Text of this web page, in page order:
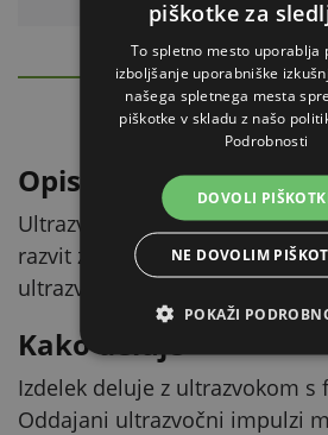
PODROBEN
Skrýt
Opis izdelka
Ultrazvočni odganjalec klopov
razvit za odganjanje klopov z
ultrazvočne tehnologije.
Kako deluje
Izdelek deluje z ultrazvokom s
Oddajani ultrazvočni impulzi
piškotke za
To spletno mesto uporablja
izboljšanje uporabniške
našega spletnega mesta
piškotke v skladu z našo
Podrobnosti
DOVOLI
NE DOVOLIM
POKAŽI